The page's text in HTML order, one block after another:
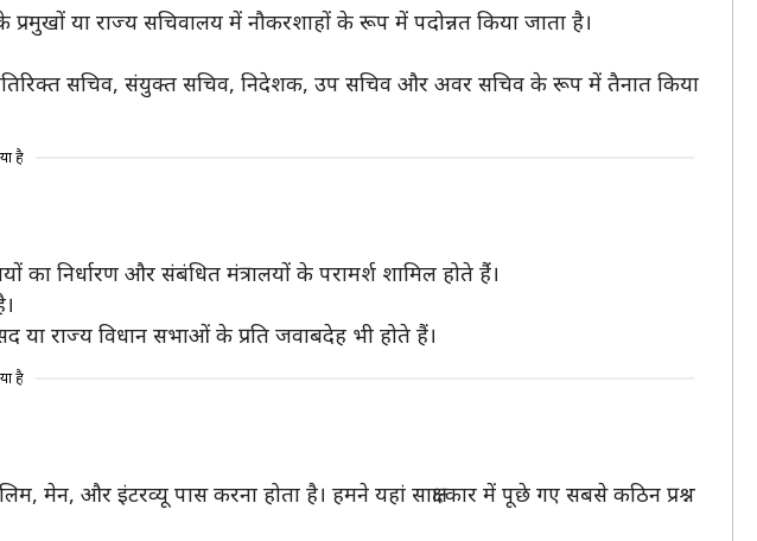
या राज्य सचिवालय में नौकरशाहों के रूप में पदोन्नत किया जाता है।
सचिव, संयुक्त सचिव, निदेशक, उप सचिव और अवर सचिव के रूप में तैनात किया
है
का निर्धारण और संबंधित मंत्रालयों के परामर्श शामिल होते हैंं।
राज्य विधान सभाओं के प्रति जवाबदेह भी होते हैं।
है
मेन, और इंटरव्यू पास करना होता है। हमने यहां साक्षात्कार में पूछे गए सबसे कठिन प्रश्न